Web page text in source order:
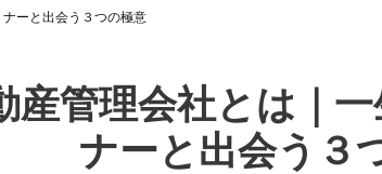
ーと出会う３つの極意
産管理会社とは｜
ナーと出会う３